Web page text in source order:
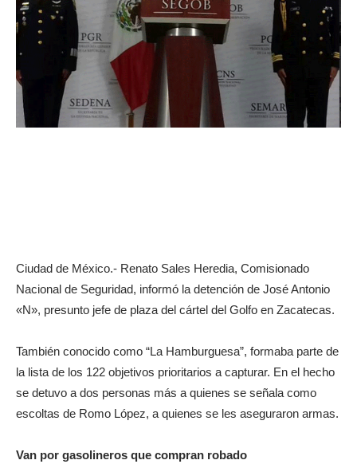
Ciudad de México.- Renato Sales Heredia, Comisionado
Nacional de Seguridad, informó la detención de José Antonio
«N», presunto jefe de plaza del cártel del Golfo en Zacatecas.
También conocido como “La Hamburguesa”, formaba parte de
la lista de los 122 objetivos prioritarios a capturar. En el hecho
se detuvo a dos personas más a quienes se señala como
escoltas de Romo López, a quienes se les aseguraron armas.
Van por gasolineros que compran robado